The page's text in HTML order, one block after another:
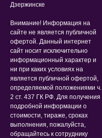
Дзержинске
Внимание! Информация на
сайте не является публичной
офертой. Данный интернет
сайт носит исключительно
информационный характер и
ни при каких условиях на
является публичной офертой,
определяемой положениями ч.
2 ст. 437 ГК РФ. Для получения
подробной информации о
стоимости, тираже, сроках
выполнения, пожалуйста,
обращайтесь к сотруднику